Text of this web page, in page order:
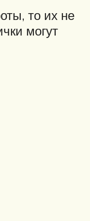
то их не
могут